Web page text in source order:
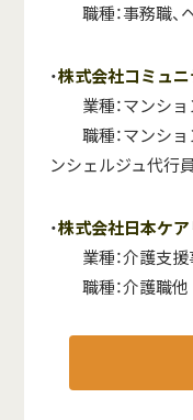
職種：事務職、
・株式会社コミュ
業種：マンショ
職種：マンショ
ンシェルジュ代行員
・株式会社日本ケ
業種：介護支援
職種：介護職他